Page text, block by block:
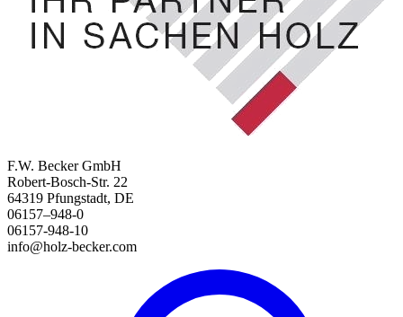
F.W. Becker GmbH
Robert-Bosch-Str. 22
64319 Pfungstadt, DE
06157–948-0
06157-948-10
info@holz-becker.com